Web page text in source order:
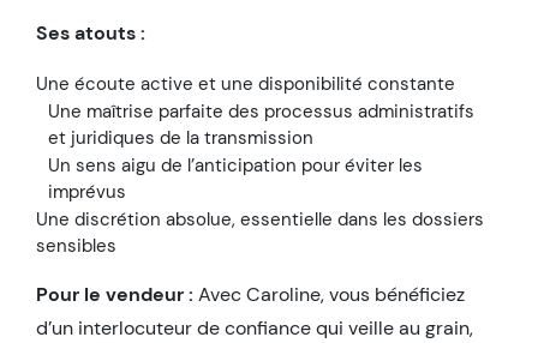
Ses atouts :
Une écoute active et une disponibilité constante
Une maîtrise parfaite des processus administratifs
et juridiques de la transmission
Un sens aigu de l’anticipation pour éviter les
imprévus
Une discrétion absolue, essentielle dans les dossiers
sensibles
Pour le vendeur : Avec Caroline, vous bénéficiez
d’un interlocuteur de confiance qui veille au grain,